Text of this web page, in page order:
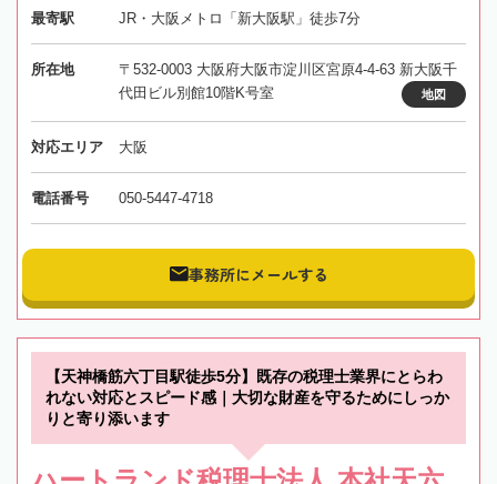
最寄駅 JR・大阪メトロ「新大阪駅」徒歩7分
所在地
〒532-0003 大阪府大阪市淀川区宮原4-4-63 新大阪千
代田ビル別館10階K号室
地図
対応エリア 大阪
電話番号 050-5447-4718
事務所にメールする
【天神橋筋六丁目駅徒歩5分】既存の税理士業界にとらわ
れない対応とスピード感｜大切な財産を守るためにしっか
りと寄り添います